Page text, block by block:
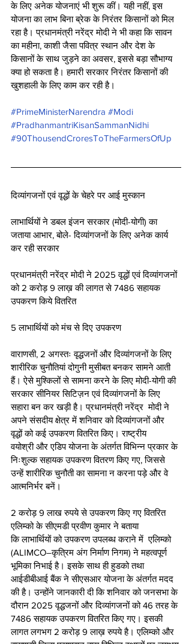
के लिए अनेक योजनाएं भी शुरू कीं। यही नहीं, इस
योजना का लाभ बिना ब्रेक के निरंतर किसानों को मिल
रहा है। प्रधानमंत्री नरेंद्र मोदी ने भी कहा कि सावन
का महीना, काशी जैसा पवित्र स्थान और देश के
किसानों के साथ जुड़ने का अवसर, इससे बड़ा सौभाग्य
क्या हो सकता है। हमारी सरकार निरंतर किसानों की
खुशहाली के लिए काम कर रही है।
#PrimeMinisterNarendra #Modi
#PradhanmantriKisanSammanNidhi
#90ThousendCroresToTheFarmersOfUp
दिव्यांगजनों एवं वृद्धों के चेहरे पर आई मुस्कान
लाभार्थियों ने डबल इंजन सरकार (मोदी-योगी) का
जताया आभार, बोले- दिव्यांगजनों के लिए अनेक कार्य
कर रही सरकार
प्रधानमंत्री नरेंद्र मोदी ने 2025 वृद्धों एवं दिव्यांगजनों
को 2 करोड़ 9 लाख़ की लागत से 7486 सहायक
उपकरण किये वितरित
5 लाभार्थियों को मंच से दिए उपकरण
वाराणसी, 2 अगस्तः वृद्धजनों और दिव्यांगजनों के लिए
शारीरिक चुनौतियां दोगुनी मुसीबत बनकर सामने आती
हैं। ऐसे मुश्किलों से सामना करने के लिए मोदी-योगी की
सरकार सीनियर सिटिज़न एवं दिव्यांगजनों के लिए
सहारा बन कर खड़ी है। प्रधानमंत्री नरेंद्र  मोदी ने
अपने संसदीय क्षेत्र में शनिवार को दिव्यांगजनों और
वृद्धों को कई उपकरण वितरित किए। राष्ट्रीय
वयोश्री और एडिप योजना के अंतर्गत विभिन्न प्रकार के
निःशुल्क सहायक उपकरण वितरण किए गए, जिससे
उन्हें शारीरिक चुनौती का सामना न करना पड़े और वे
आत्मनिर्भर बनें।
2 करोड़ 9 लाख रुपये से उपकरण किए गए वितरित
एलिम्को के सीएमडी प्रवीण कुमार ने बताया
कि लाभार्थियों को उपकरण उपलब्ध कराने में  एलिम्को
(ALIMCO–कृत्रिम अंग निर्माण निगम) ने महत्वपूर्ण
भूमिका निभाई है। इसके साथ ही हुडको तथा
आईडीबीआई बैंक ने सीएसआर योजना के अंतर्गत मदद
की है। उन्होंने जानकारी दी कि शनिवार को जनसभा के
दौरान 2025 वृद्धजनों और दिव्यांगजनों को 46 तरह के
7486 सहायक उपकरण वितरित किए गए। इसकी
लागत लगभग 2 करोड़ 9 लाख़ रुपये है। एलिम्को और